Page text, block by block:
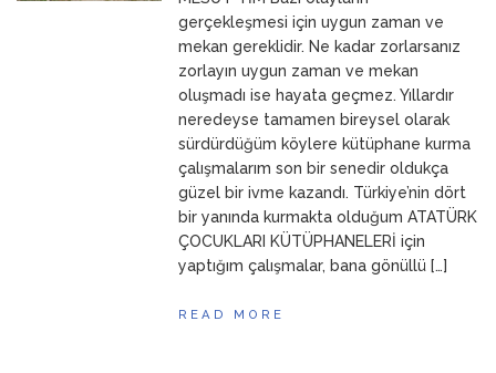
ANNEMgerçekleşmesi için uygun zaman ve
mekan gereklidir. Ne kadar zorlarsanız
zorlayın uygun zaman ve mekan
oluşmadı ise hayata geçmez. Yıllardır
neredeyse tamamen bireysel olarak
sürdürdüğüm köylere kütüphane kurma
çalışmalarım son bir senedir oldukça
güzel bir ivme kazandı. Türkiye’nin dört
bir yanında kurmakta olduğum ATATÜRK
ÇOCUKLARI KÜTÜPHANELERİ için
yaptığım çalışmalar, bana gönüllü […]
READ MORE